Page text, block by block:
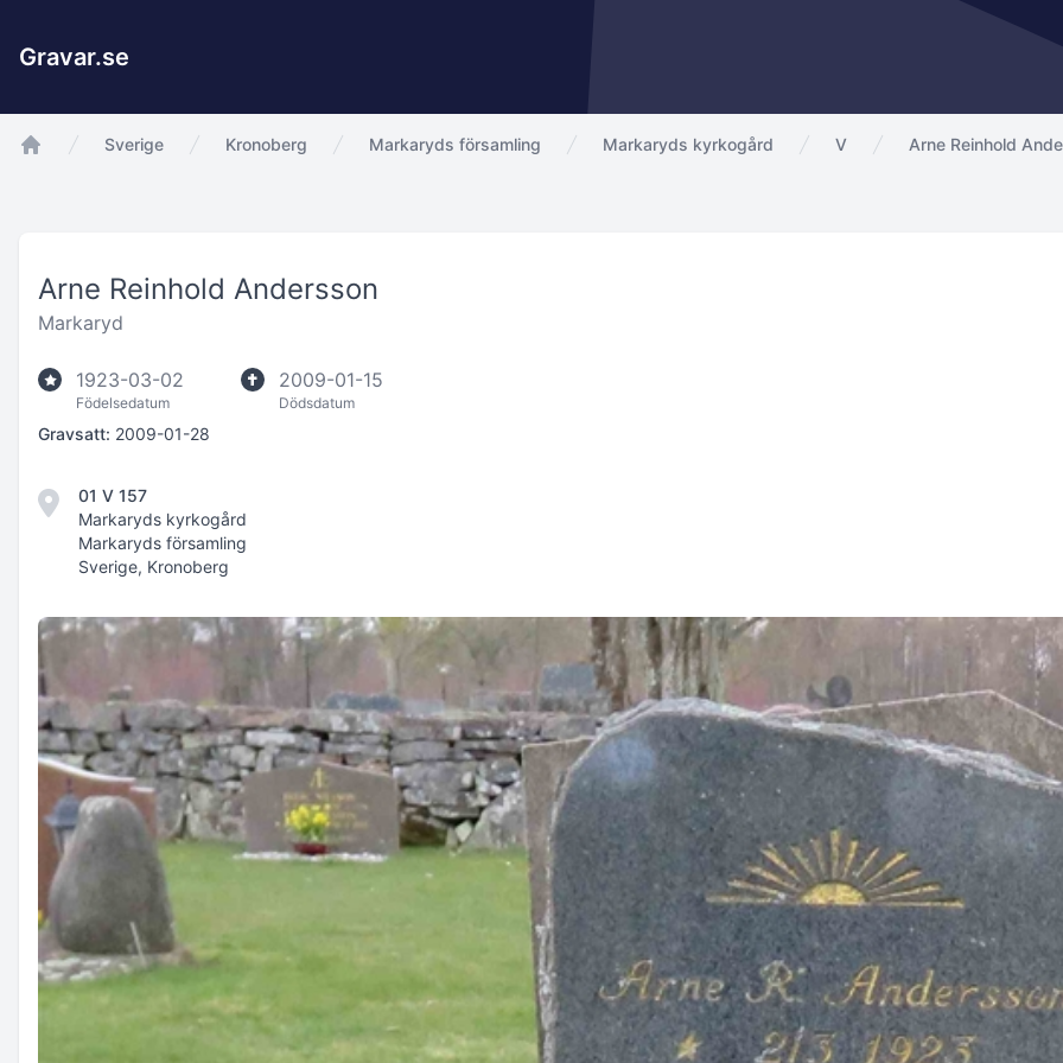
Gravar.se
Sverige Kronoberg Markaryds församling Markaryds kyrkogård V Arne Reinhold
Arne Reinhold Andersson
Markaryd
1923-03-02
Födelsedatum
2009-01-15
Dödsdatum
Gravsatt: 2009-01-28
01 V 157
Markaryds kyrkogård
Markaryds församling
Sverige, Kronoberg